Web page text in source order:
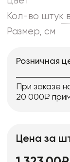
Кол-во штук
Размер, см
Розничная
При заказе
20 000₽
Цена за